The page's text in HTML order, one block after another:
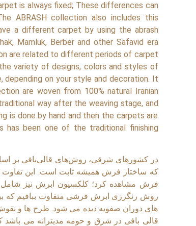
is always fixed; These differences can
ABRASH collection also includes this
a different carpet by using the abrash
Mamluk, Berber and other Safavid era
are related to different periods of carpet
variety of designs, colors and styles of
on your style and decoration. It
are woven from 100% natural Iranian
way after the weaving stage, and
is done by hand and then the carpets are
has been one of the traditional finishing
در کشورهای شرقی، روش‌های قالی‌بافی بر
که ساختار فرش همیشه ثابت است. این تفاوت
فرش مشاهده کرد؛ کلکسیون ابرش نیز شامل
روش رنگرزی ابرش فرشی متفاوت ببافیم که
های دوران صفویه دیده می شود. طرح ها و
قالی بافی در شرق و حومه مدیترانه می